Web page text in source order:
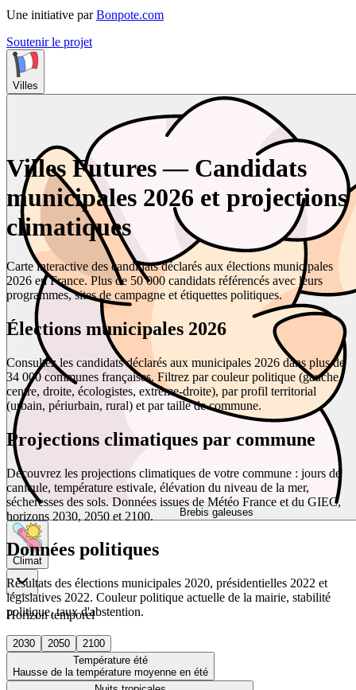
Une initiative par Bonpote.com
Soutenir le projet
Villes
Brebis galeuses
Climat
Horizon temporel
2030 2050
2100
Température été
Hausse de la température moyenne en été
Villes Futures — Candidats
municipales 2026 et projections
climatiques
Carte interactive des candidats déclarés aux élections municipales
2026 en France. Plus de 50 000 candidats référencés avec leurs
programmes, sites de campagne et étiquettes politiques.
Élections municipales 2026
Consultez les candidats déclarés aux municipales 2026 dans plus de
34 000 communes françaises. Filtrez par couleur politique (gauche,
centre, droite, écologistes, extrême-droite), par profil territorial
(urbain, périurbain, rural) et par taille de commune.
Projections climatiques par commune
Découvrez les projections climatiques de votre commune : jours de
canicule, température estivale, élévation du niveau de la mer,
sécheresses des sols. Données issues de Météo France et du GIEC,
horizons 2030, 2050 et 2100.
Données politiques
Résultats des élections municipales 2020, présidentielles 2022 et
législatives 2022. Couleur politique actuelle de la mairie, stabilité
politique, taux d'abstention.